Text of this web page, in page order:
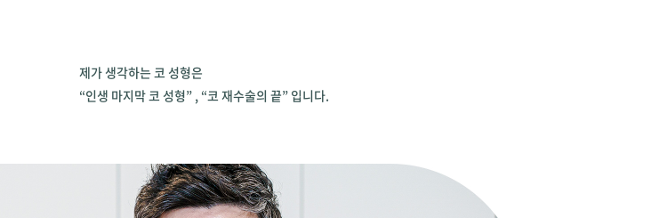
제가 생각하는 코 성형은
“인생 마지막 코 성형” , “코 재수술의 끝” 입니다.